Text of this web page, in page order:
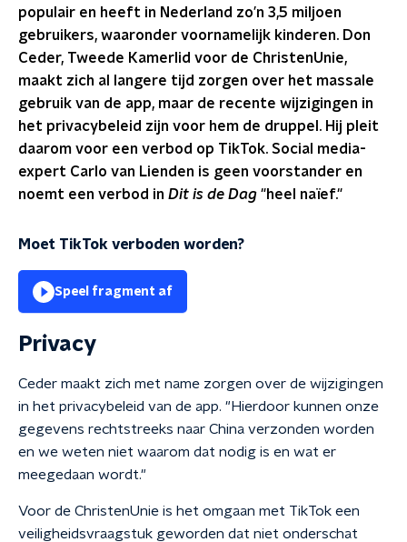
populair en heeft in Nederland zo’n 3,5 miljoen
gebruikers, waaronder voornamelijk kinderen. Don
Ceder, Tweede Kamerlid voor de ChristenUnie,
maakt zich al langere tijd zorgen over het massale
gebruik van de app, maar de recente wijzigingen in
het privacybeleid zijn voor hem de druppel. Hij pleit
daarom voor een verbod op TikTok. Social media-
expert Carlo van Lienden is geen voorstander en
noemt een verbod in Dit is de Dag "heel naïef."
Moet TikTok verboden worden?
Speel fragment af
Privacy
Ceder maakt zich met name zorgen over de wijzigingen
in het privacybeleid van de app. "Hierdoor kunnen onze
gegevens rechtstreeks naar China verzonden worden
en we weten niet waarom dat nodig is en wat er
meegedaan wordt."
Voor de ChristenUnie is het omgaan met TikTok een
veiligheidsvraagstuk geworden dat niet onderschat